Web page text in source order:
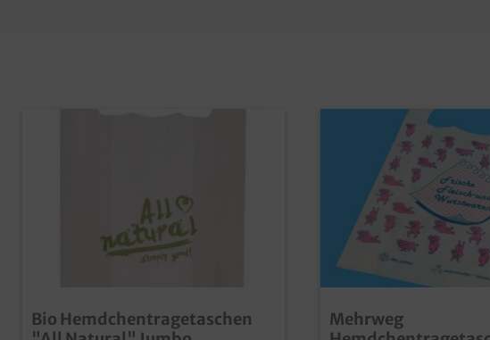
Bio Hemdchentragetaschen
Mehrweg